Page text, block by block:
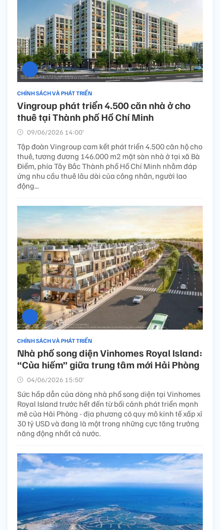
CHÍNH SÁCH VÀ PHÁT TRIỂN
Vingroup phát triển 4.500 căn nhà ở cho
thuê tại Thành phố Hồ Chí Minh
09/06/2026 14:00’
Tập đoàn Vingroup cam kết phát triển 4.500 căn hộ cho
thuê, tương đương 146.000 m2 mặt sàn nhà ở tại xã Bà
Điểm, phía Tây Bắc Thành phố Hồ Chí Minh nhằm đáp
ứng nhu cầu thuê lâu dài của công nhân, người lao
động...
CHÍNH SÁCH VÀ PHÁT TRIỂN
Nhà phố song diện Vinhomes Royal Island:
“Của hiếm” giữa trung tâm mới Hải Phòng
04/06/2026 15:50’
Sức hấp dẫn của dòng nhà phố song diện tại Vinhomes
Royal Island trước hết đến từ bối cảnh phát triển mạnh
mẽ của Hải Phòng - địa phương có quy mô kinh tế xấp xỉ
30 tỷ USD và đang là một trong những cực tăng trưởng
năng động nhất cả nước.